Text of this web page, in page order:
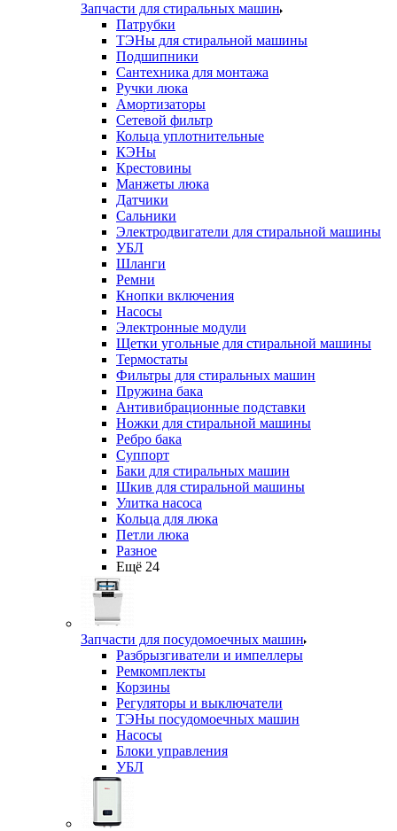
Запчасти для стиральных машин
Патрубки
ТЭНы для стиральной машины
Подшипники
Сантехника для монтажа
Ручки люка
Амортизаторы
Сетевой фильтр
Кольца уплотнительные
КЭНы
Крестовины
Манжеты люка
Датчики
Сальники
Электродвигатели для стиральной машины
УБЛ
Шланги
Ремни
Кнопки включения
Насосы
Электронные модули
Щетки угольные для стиральной машины
Термостаты
Фильтры для стиральных машин
Пружина бака
Антивибрационные подставки
Ножки для стиральной машины
Ребро бака
Суппорт
Баки для стиральных машин
Шкив для стиральной машины
Улитка насоса
Кольца для люка
Петли люка
Разное
Ещё 24
Запчасти для посудомоечных машин
Разбрызгиватели и импеллеры
Ремкомплекты
Корзины
Регуляторы и выключатели
ТЭНы посудомоечных машин
Насосы
Блоки управления
УБЛ